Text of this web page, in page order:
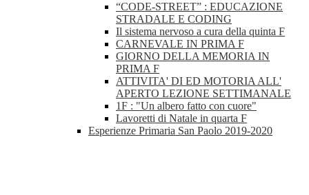
“CODE-STREET” : EDUCAZIONE
STRADALE E CODING
Il sistema nervoso a cura della quinta F
CARNEVALE IN PRIMA F
GIORNO DELLA MEMORIA IN
PRIMA F
ATTIVITA' DI ED MOTORIA ALL'
APERTO LEZIONE SETTIMANALE
1F : "Un albero fatto con cuore"
Lavoretti di Natale in quarta F
Esperienze Primaria San Paolo 2019-2020